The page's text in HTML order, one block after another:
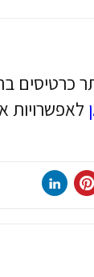
כרטיסים
לאפשרויות